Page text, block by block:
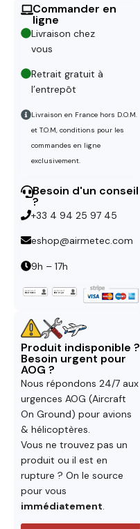
Commander en
ligne
Livraison chez
vous
Retrait gratuit à
l’entrepôt
Livraison en France hors D.O.M.
et T.O.M, conditions pour les
commandes en ligne
exclusivement.
Besoin d'un conseil
?
+33 4 94 25 97 45
eshop@airmetec.com
9h – 17h
Produit indisponible ?
Besoin urgent pour
AOG ?
Nous répondons 24/7 aux
urgences AOG (Aircraft
On Ground) pour avions
& hélicoptères.
Vous ne trouvez pas un
produit ou il est en
rupture ? On le source
pour vous
immédiatement.